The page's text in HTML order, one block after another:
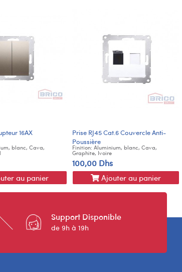
16AX
blanc, Cava,
au panier
Prise RJ45 Cat.6 Couvercle Anti-
Poussière
Finition: Aluminium, blanc, Cava,
Graphite, Ivoire
100,00 Dhs
Ajouter au panier
Support Disponible
de 9h à 19h